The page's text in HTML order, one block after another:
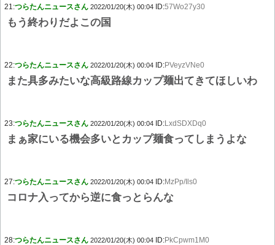
21:つらたんニュースさん 2022/01/20(木) 00:04 ID:57Wo27y30
もう終わりだよこの国
22:つらたんニュースさん 2022/01/20(木) 00:04 ID:PVeyzVNe0
また具多みたいな高級路線カップ麺出てきてほしいわ
23:つらたんニュースさん 2022/01/20(木) 00:04 ID:LxdSDXDq0
まぁ家にいる機会多いとカップ麺食ってしまうよな
27:つらたんニュースさん 2022/01/20(木) 00:04 ID:MzPp/Ils0
コロナ入ってから逆に食っとらんな
28:つらたんニュースさん 2022/01/20(木) 00:04 ID:PkCpwm1M0